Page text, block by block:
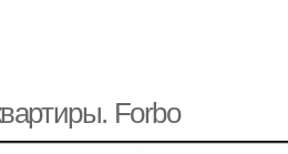
Forbo